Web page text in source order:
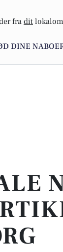
fra dit
DINE